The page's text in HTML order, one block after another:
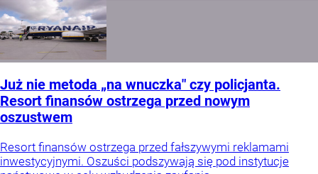
Już nie metoda „na wnuczka" czy policjanta.
Resort finansów ostrzega przed nowym
oszustwem
Resort finansów ostrzega przed fałszywymi reklamami
inwestycyjnymi. Oszuści podszywają się pod instytucje